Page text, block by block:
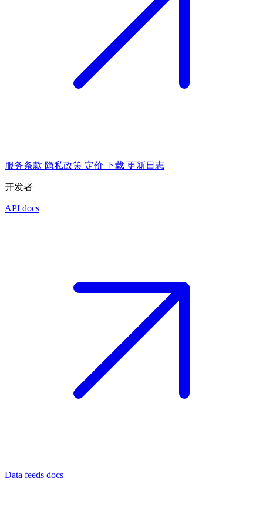
服务条款 隐私政策 定价 下载 更新日志
开发者
API docs
Data feeds docs